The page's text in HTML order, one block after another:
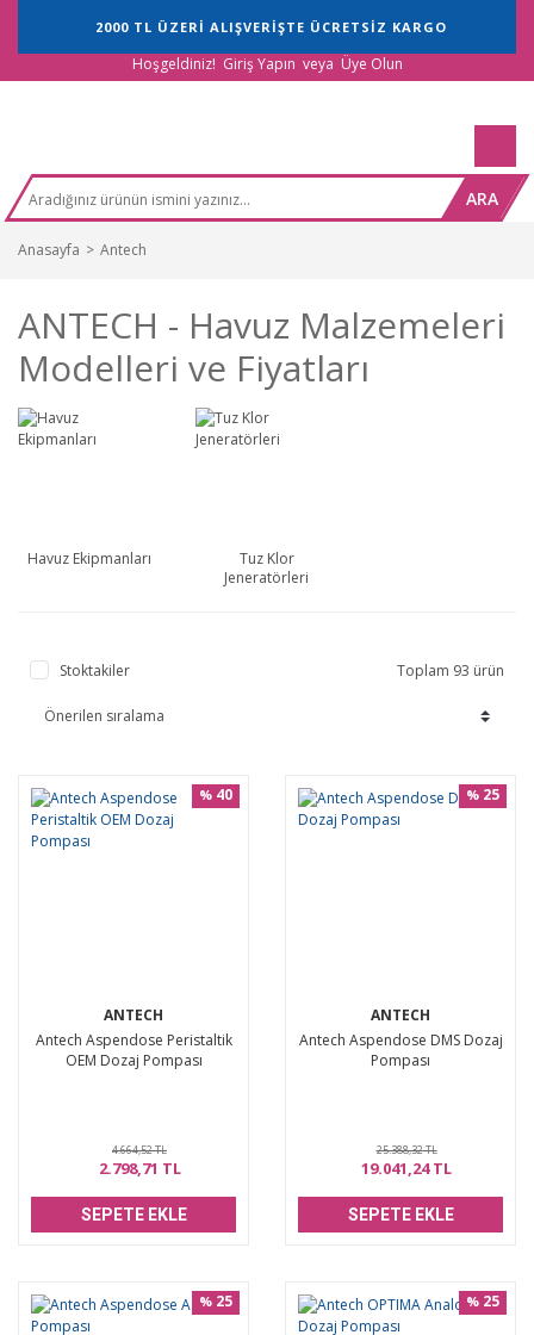
2000 TL ÜZERİ ALIŞVERİŞTE ÜCRETSİZ KARGO
Hoşgeldiniz! Giriş Yapın veya Üye Olun
ARA
Anasayfa Antech
ANTECH - Havuz Malzemeleri
Modelleri ve Fiyatları
Havuz Ekipmanları
Tuz Klor
Jeneratörleri
Stoktakiler Toplam 93 ürün
ANTECH
Antech Aspendose Peristaltik
OEM Dozaj Pompası
% 40
4.664,52 TL
2.798,71 TL
SEPETE EKLE
ANTECH
Antech Aspendose DMS Dozaj
Pompası
% 25
25.388,32 TL
19.041,24 TL
SEPETE EKLE
% 25 % 25